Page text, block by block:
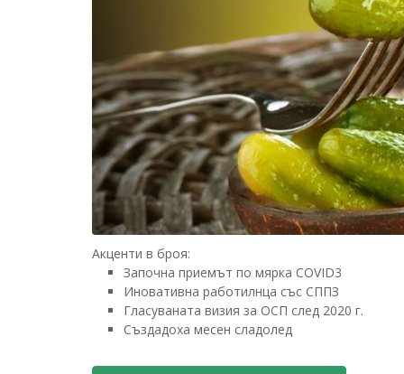
Акценти в броя:
Започна приемът по мярка COVID3
Иновативна работилнца със СППЗ
Гласуваната визия за ОСП след 2020 г.
Създадоха месен сладолед